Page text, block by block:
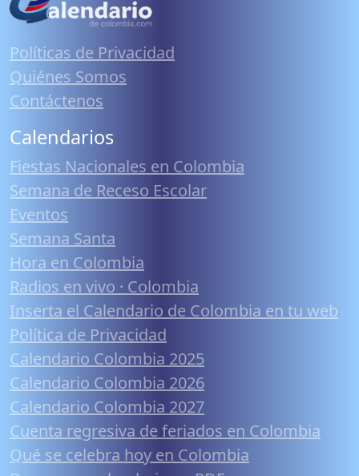
Políticas de Privacidad
Quiénes Somos
Contáctenos
Calendarios
Fiestas Nacionales en Colombia
Semana de Receso Escolar
Eventos
Semana Santa
Hora en Colombia
Radios en vivo · Colombia
Inserta el Calendario de Colombia en tu web
Política de Privacidad
Calendario Colombia 2025
Calendario Colombia 2026
Calendario Colombia 2027
Cuenta regresiva de feriados en Colombia
Qué se celebra hoy en Colombia